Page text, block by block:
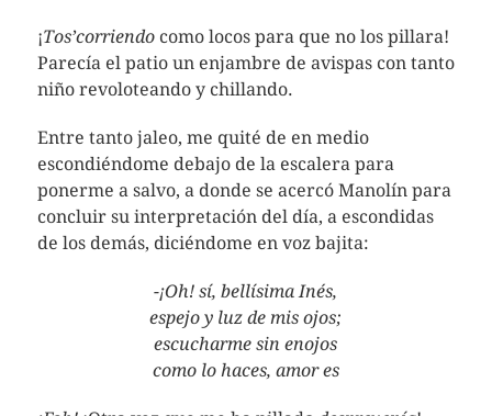
¡Tos’corriendocomo locos para que no los pillara!
Parecía el patio un enjambre de avispas con tanto
niño revoloteando y chillando.
Entre tanto jaleo, me quité de en medio
escondiéndome debajo de la escalera para
ponerme a salvo, a donde se acercó Manolín para
concluir su interpretación del día, a escondidas
de los demás, diciéndome en voz bajita:
-¡Oh! sí, bellísima Inés,
espejo y luz de mis ojos;
escucharme sin enojos
como lo haces, amor es